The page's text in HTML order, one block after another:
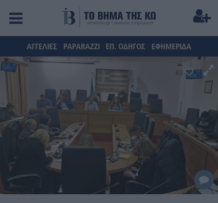
ΑΓΓΕΛΙΕΣ PAPARAZZI ΕΠ. ΟΔΗΓΟΣ ΕΦΗΜΕΡΙΔΑ